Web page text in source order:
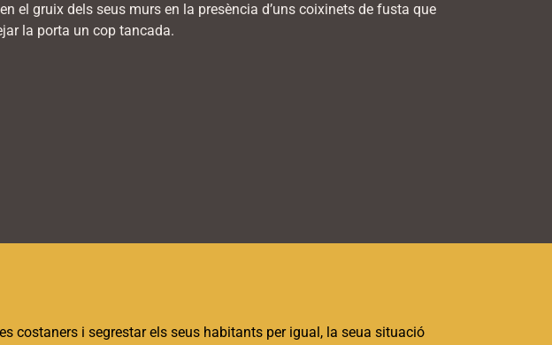
el gruix dels seus murs en la presència d’uns coixinets de fusta que
la porta un cop tancada.
costaners i segrestar els seus habitants per igual, la seua situació